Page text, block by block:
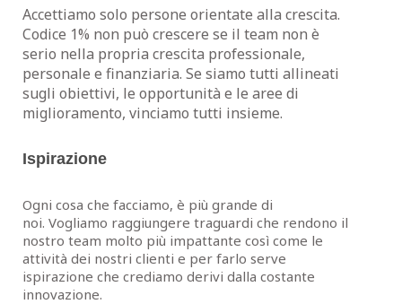
Accettiamo solo persone orientate alla crescita.
Codice 1% non può crescere se il team non è
serio nella propria crescita professionale,
personale e finanziaria. Se siamo tutti allineati
sugli obiettivi, le opportunità e le aree di
miglioramento, vinciamo tutti insieme.
Ispirazione
Ogni cosa che facciamo, è più grande di
noi. Vogliamo raggiungere traguardi che rendono il
nostro team molto più impattante così come le
attività dei nostri clienti e per farlo serve
ispirazione che crediamo derivi dalla costante
innovazione.